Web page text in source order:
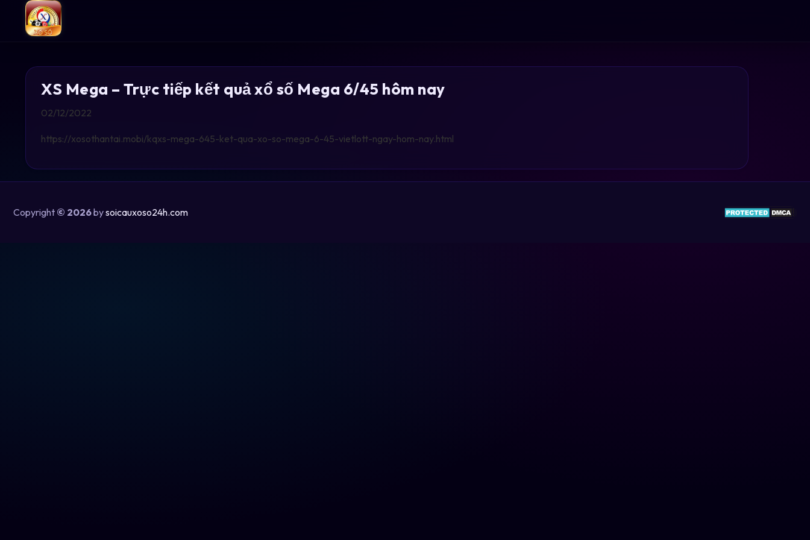
XS Mega – Trực tiếp kết quả xổ số Mega 6/45 hôm nay
02/12/2022
https://xosothantai.mobi/kqxs-mega-645-ket-qua-xo-so-mega-6-45-vietlott-ngay-hom-nay.html
Copyright © 2026bysoicauxoso24h.com